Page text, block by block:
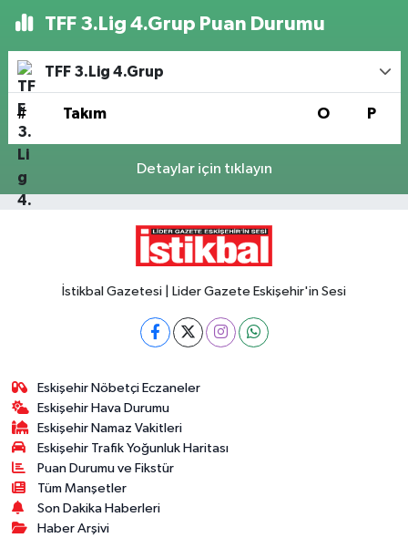
TFF 3.Lig 4.Grup Puan Durumu
TFF 3.Lig 4.Grup
# Takım O P
Detaylar için tıklayın
İstikbal Gazetesi | Lider Gazete Eskişehir'in Sesi
Eskişehir Nöbetçi Eczaneler
Eskişehir Hava Durumu
Eskişehir Namaz Vakitleri
Eskişehir Trafik Yoğunluk Haritası
Puan Durumu ve Fikstür
Tüm Manşetler
Son Dakika Haberleri
Haber Arşivi